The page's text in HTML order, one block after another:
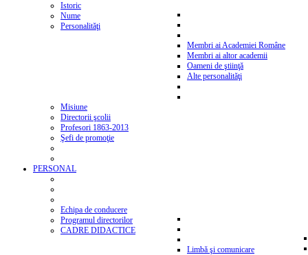
Istoric
Nume
Personalităţi
Membri ai Academiei Române
Membri ai altor academii
Oameni de ştiinţă
Alte personalităţi
Misiune
Directorii şcolii
Profesori 1863-2013
Şefi de promoţie
PERSONAL
Echipa de conducere
Programul directorilor
CADRE DIDACTICE
Limbă şi comunicare